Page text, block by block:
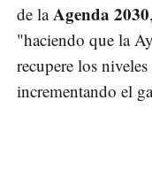
de laAgenda 2030
"haciendo que la
recupere los
incrementando el